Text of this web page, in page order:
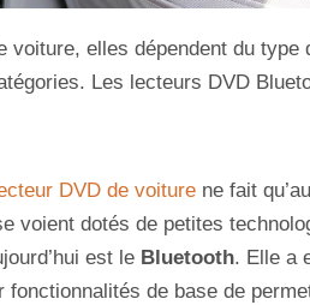
elles dépendent du type
Les lecteurs DVD
DVD de voiture ne fait
voient dotés de petites
est le Bluetooth. Elle a
de base de